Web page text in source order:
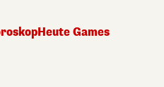
Heute Games